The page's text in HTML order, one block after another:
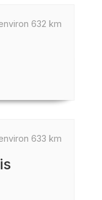
632 km
633 km